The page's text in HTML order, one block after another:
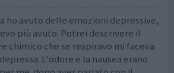
ho avuto delle emozioni depressive,
più avuto. Potrei descrivere il
chimico che se respiravo mi faceva
L'odore e la nausea erano